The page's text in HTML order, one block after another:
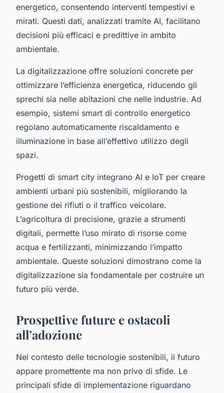
energetico, consentendo interventi tempestivi e
mirati. Questi dati, analizzati tramite AI, facilitano
decisioni più efficaci e predittive in ambito
ambientale.
La digitalizzazione offre soluzioni concrete per
ottimizzare l’efficienza energetica, riducendo gli
sprechi sia nelle abitazioni che nelle industrie. Ad
esempio, sistemi smart di controllo energetico
regolano automaticamente riscaldamento e
illuminazione in base all’effettivo utilizzo degli
spazi.
Progetti di smart city integrano AI e IoT per creare
ambienti urbani più sostenibili, migliorando la
gestione dei rifiuti o il traffico veicolare.
L’agricoltura di precisione, grazie a strumenti
digitali, permette l’uso mirato di risorse come
acqua e fertilizzanti, minimizzando l’impatto
ambientale. Queste soluzioni dimostrano come la
digitalizzazione sia fondamentale per costruire un
futuro più verde.
Prospettive future e ostacoli
all’adozione
Nel contesto delle tecnologie sostenibili, il futuro
appare promettente ma non privo di sfide. Le
principali sfide di implementazione riguardano